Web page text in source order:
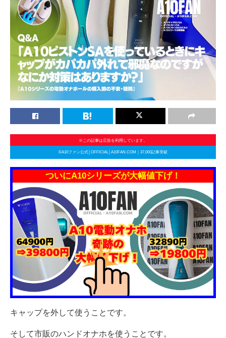
※この記事は広告を利用しています。
©A10ファン公式│OFFICIAL│A10FAN.COM｜37,000記事突破
ついにA10シリーズが大幅値下げ！
キャップを外して使うことです。
そして市販のハンドオナホを使うことです。